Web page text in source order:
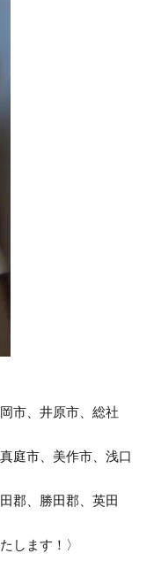
市、井原市、総社
庭市、美作市、浅口
郡、勝田郡、英田
します！〉